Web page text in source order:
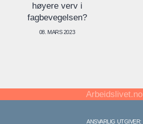
høyere verv i
fagbevegelsen?
08. MARS 2023
Arbeidslivet.no
ANSVARLIG UTGIVER: